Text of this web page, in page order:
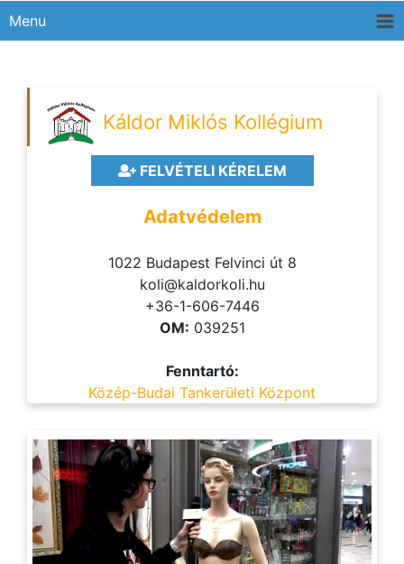
Menu
Káldor Miklós Kollégium
FELVÉTELI KÉRELEM
Adatvédelem
1022 Budapest Felvinci út 8
koli@kaldorkoli.hu
+36-1-606-7446
OM: 039251
Fenntartó:
Közép-Budai Tankerületi Központ